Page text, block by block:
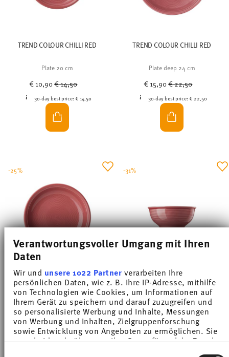
Verantwortungsvoller Umgang mit Ihren
Daten
Wir und unsere 1022 Partnerverarbeiten Ihre
persönlichen Daten, wie z. B. Ihre IP-Adresse, mithilfe
von Technologien wie Cookies, um Informationen auf
Ihrem Gerät zu speichern und darauf zuzugreifen und
so personalisierte Werbung und Inhalte, Messungen
von Werbung und Inhalten, Zielgruppenforschung
sowie Entwicklung von Angeboten zu ermöglichen. Sie
entscheiden darüber, wer Ihre Daten für welche Zwecke
TREND COLOUR CHILLI RED
Plate 20 cm
€ 10,90Price reduced from
€ 14,50
30-day best price: € 14,50
TREND COLOUR CHILLI RED
Plate deep 24 cm
€ 15,90Price reduced from
€ 22,50
30-day best price: € 22,50
TREND COLOUR CHILLI RED
Plate deep 22 cm
€ 14,90Price reduced from
€ 19,90to
30-day best price: € 19,90
-25%
TREND COLOUR CHILLI RED
Cereal bowl 16 cm
€ 15,50Price reduced from
€ 22,50to
30-day best price: € 22,50
-31%